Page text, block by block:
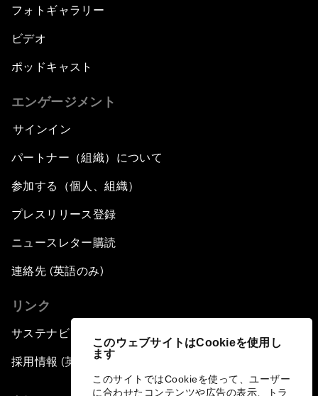
このウェブサイトはCookieを使用し
ます
このサイトではCookieを使って、ユーザー
に合わせたコンテンツや広告の表示、トラ
フォトギャラリー
ビデオ
ポッドキャスト
エンゲージメント
サインイン
パートナー（組織）について
参加する（個人、組織）
プレスリリース登録
ニュースレター購読
連絡先 (英語のみ)
リンク
サステナビリティへの取り組み
採用情報 (英語のみ)